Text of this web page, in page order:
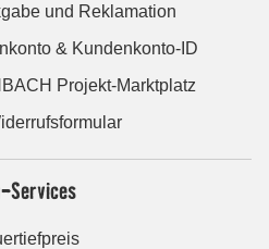
und Reklamation
& Kundenkonto-ID
Projekt-Marktplatz
Services